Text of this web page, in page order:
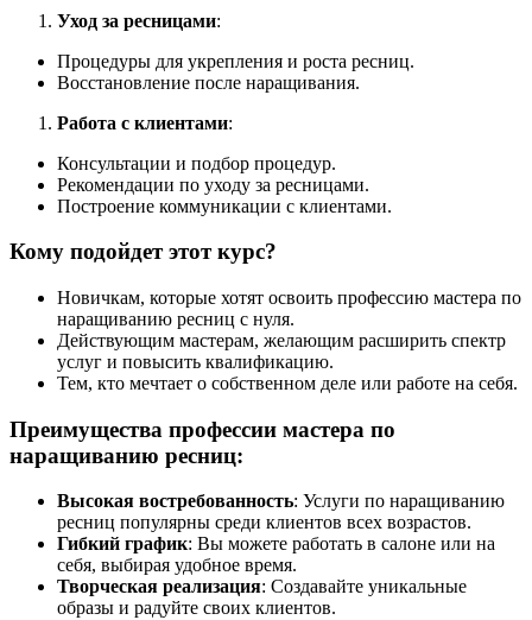
Уход за ресницами:
Процедуры для укрепления и роста ресниц.
Восстановление после наращивания.
Работа с клиентами:
Консультации и подбор процедур.
Рекомендации по уходу за ресницами.
Построение коммуникации с клиентами.
Кому подойдет этот курс?
Новичкам, которые хотят освоить профессию мастера по
наращиванию ресниц с нуля.
Действующим мастерам, желающим расширить спектр
услуг и повысить квалификацию.
Тем, кто мечтает о собственном деле или работе на себя.
Преимущества профессии мастера по
наращиванию ресниц:
Высокая востребованность: Услуги по наращиванию
ресниц популярны среди клиентов всех возрастов.
Гибкий график: Вы можете работать в салоне или на
себя, выбирая удобное время.
Творческая реализация: Создавайте уникальные
образы и радуйте своих клиентов.